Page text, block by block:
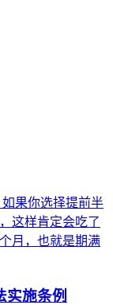
果你选择提前半
这样肯定会吃了
月，也就是期满
实施条例